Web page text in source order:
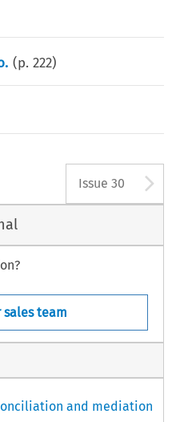
(p.222)
Issue 30
sales team
and mediation